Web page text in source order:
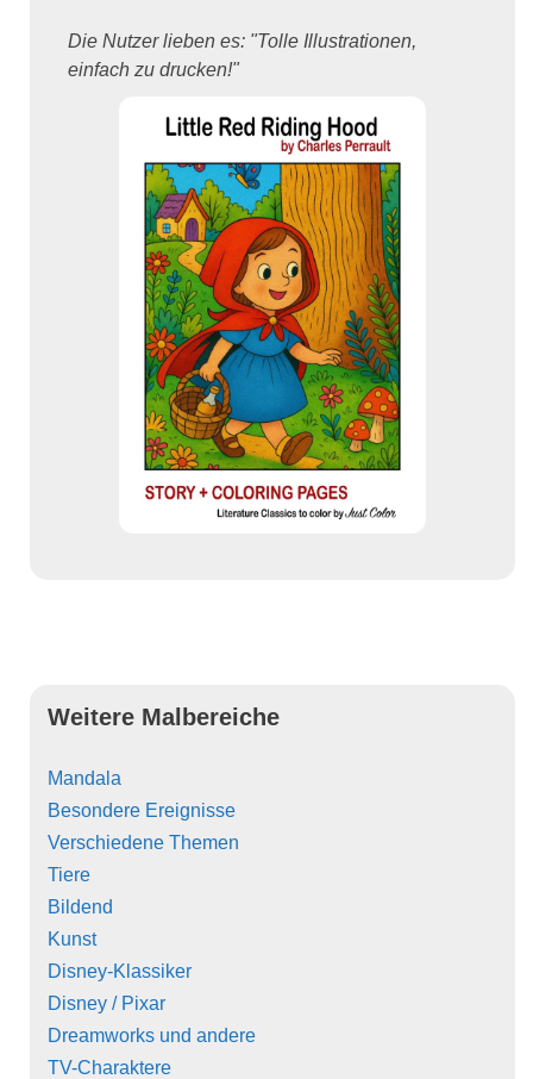
Die Nutzer lieben es: "Tolle Illustrationen,
einfach zu drucken!"
Weitere Malbereiche
Mandala
Besondere Ereignisse
Verschiedene Themen
Tiere
Bildend
Kunst
Disney-Klassiker
Disney / Pixar
Dreamworks und andere
TV-Charaktere